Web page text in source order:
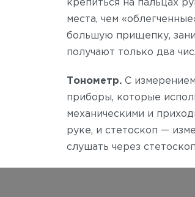
крепиться на пальцах
места, чем
большую прищепку,
получают только два
Тонометр.С
приборы, которые
механическими и
руке, и стетоскоп —
слушать через